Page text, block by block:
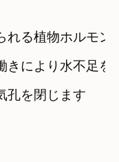
れる植物ホルモン
きにより水不足を
孔を閉じます